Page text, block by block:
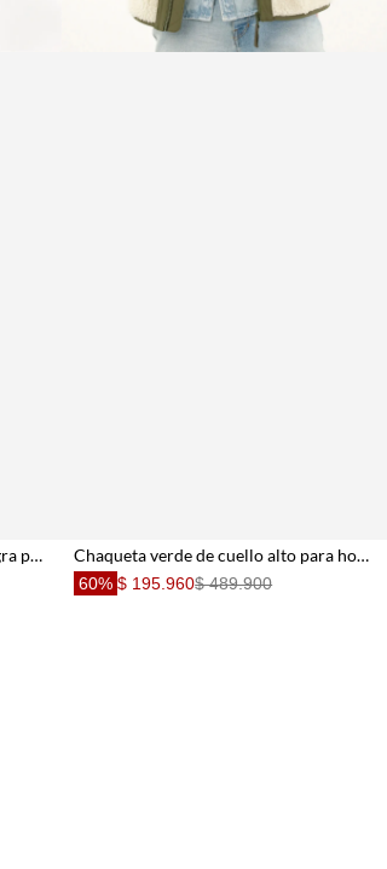
Chaqueta en gamuza sintética negra para hombre Chaqueta verde de cuello alto para hombre
60% $ 195.960$ 489.900